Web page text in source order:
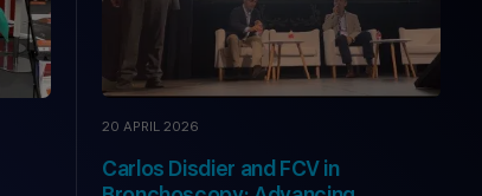
20 APRIL 2026
Carlos Disdier and FCV in